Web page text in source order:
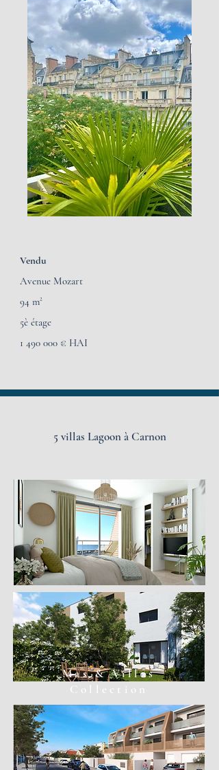
Vendu
Avenue Mozart
94 m²
5è étage
1 490 000 € HAI
5 villas Lagoon àCarnon
Mas & Villas
Collection